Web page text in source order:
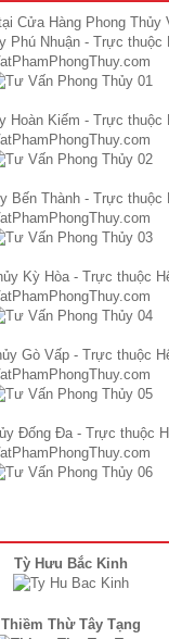
Tỳ Hưu Bắc Kinh
Thiềm Thừ Tây Tạng